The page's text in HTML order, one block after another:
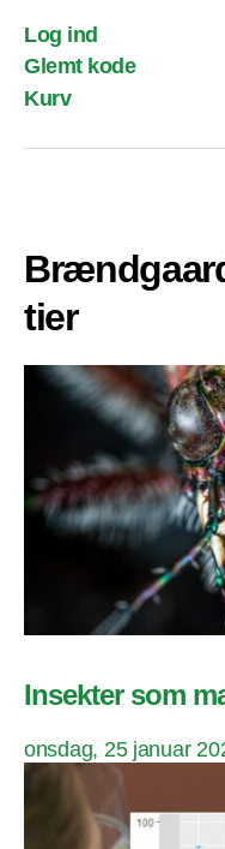
Log ind
Glemt kode
Kurv
tier
Insekter som
onsdag, 25 januar